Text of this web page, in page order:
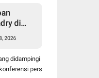
di
Pelaku
2026
didampingi
pers